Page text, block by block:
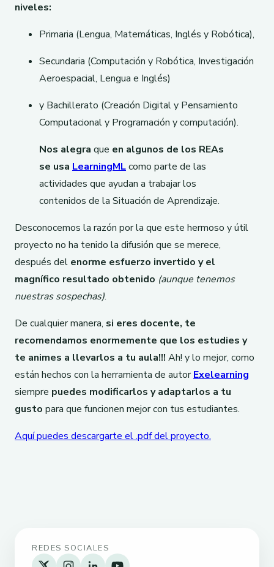
niveles:
Primaria (Lengua, Matemáticas, Inglés y Robótica),
Secundaria (Computación y Robótica, Investigación
Aeroespacial, Lengua e Inglés)
y Bachillerato (Creación Digital y Pensamiento
Computacional y Programación y computación).
Nos alegra que en algunos de los REAs
se usa LearningMLcomo parte de las
actividades que ayudan a trabajar los
contenidos de la Situación de Aprendizaje.
Desconocemos la razón por la que este hermoso y útil
proyecto no ha tenido la difusión que se merece,
después del enorme esfuerzo invertido y el
magnífico resultado obtenido (aunque tenemos
nuestras sospechas).
De cualquier manera, si eres docente, te
recomendamos enormemente que los estudies y
te animes a llevarlos a tu aula!!! Ah! y lo mejor, como
están hechos con la herramienta de autorExelearning
siempre puedes modificarlos y adaptarlos a tu
gusto para que funcionen mejor con tus estudiantes.
Aquí puedes descargarte el .pdf del proyecto.
REDES SOCIALES